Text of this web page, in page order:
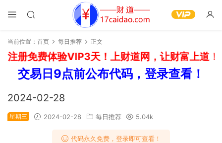
当前位置： 首页 每日推荐 正文
册免费体验VIP3天！上财道网，让财富上道！
交易日9点前公布代码，登录查看！
2024-02-28
星期三 2024-02-28 每日推荐 5.04k
代码永久免费，登录即可查看！